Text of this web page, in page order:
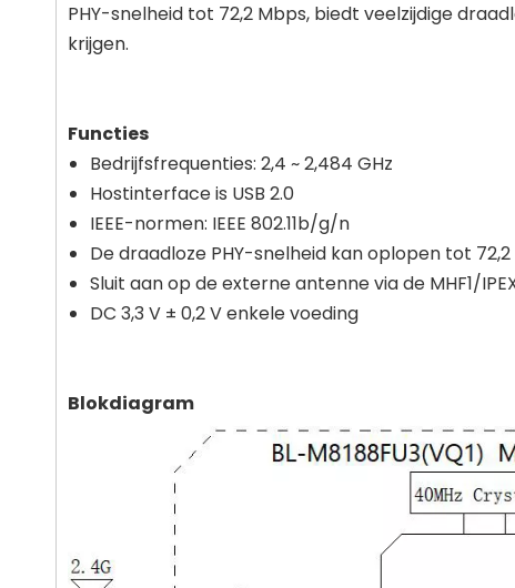
PHY-snelheid tot 72,2 Mbps, biedt veelzijdige
krijgen.
Functies
Bedrijfsfrequenties: 2,4 ~ 2,484 GHz
Hostinterface is USB 2.0
IEEE-normen: IEEE 802.11b/g/n
De draadloze PHY-snelheid kan oplopen tot
Sluit aan op de externe antenne via de MHF1/
DC 3,3 V ± 0,2 V enkele voeding
Blokdiagram